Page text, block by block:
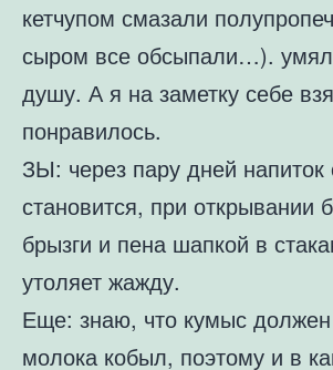
кетчупом смазали
сыром все обсыпали…).
душу. А я на заметку себе
понравилось.
ЗЫ: через пару дней
становится, при открывании
брызги и пена шапкой в
утоляет жажду.
Еще: знаю, что кумыс
молока кобыл, поэтому и в